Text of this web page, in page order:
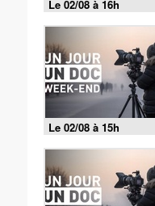
Le 02/08 à 16h
Le 02/08 à 15h